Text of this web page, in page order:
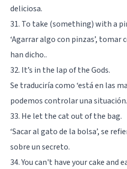
deliciosa.
31. To take (something) with a
‘Agarrar algo con pinzas’, tomar
han dicho..
32. It’s in the lap of the Gods.
Se traduciría como ‘está en las
podemos controlar una situación.
33. He let the cat out of the bag.
‘Sacar al gato de la bolsa’, se
sobre un secreto.
34. You can't have your cake and